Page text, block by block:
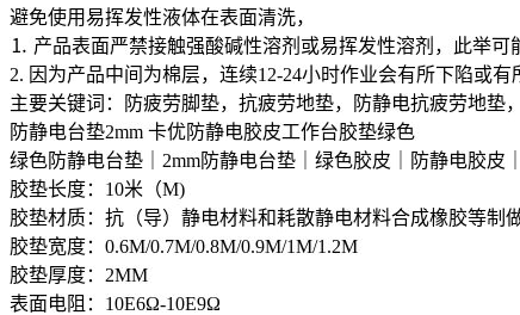
避免使用易挥发性液体在表面清洗，
⒈ 产品表面严禁接触强酸碱性溶剂或易挥发性溶剂，此举可
2. 因为产品中间为棉层，连续12-24小时作业会有所下陷或有
主要关键词：防疲劳脚垫，抗疲劳地垫，防静电抗疲劳地垫
防静电台垫2mm 卡优防静电胶皮工作台胶垫绿色
绿色防静电台垫｜2mm防静电台垫｜绿色胶皮｜防静电胶
胶垫长度：10米（M)
胶垫材质：抗（导）静电材料和耗散静电材料合成橡胶等制
胶垫宽度：0.6M/0.7M/0.8M/0.9M/1M/1.2M
胶垫厚度：2MM
表面电阻：10E6Ω-10E9Ω